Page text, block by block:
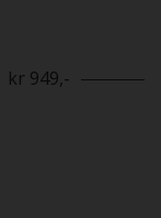
kr 949,-